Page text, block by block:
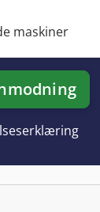
maskiner